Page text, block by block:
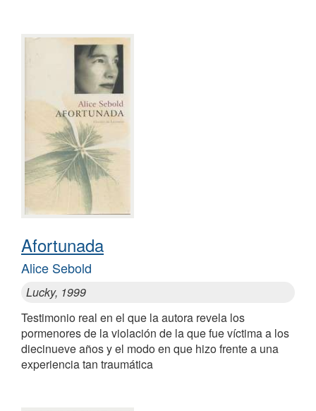
Afortunada
Alice Sebold
Lucky, 1999
Testimonio real en el que la autora revela los
pormenores de la violación de la que fue víctima a los
diecinueve años y el modo en que hizo frente a una
experiencia tan traumática